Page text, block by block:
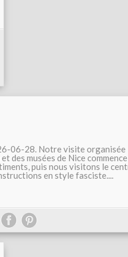
06-28. Notre visite organisée
des musées de Nice commence
puis nous visitons le
en style fasciste....